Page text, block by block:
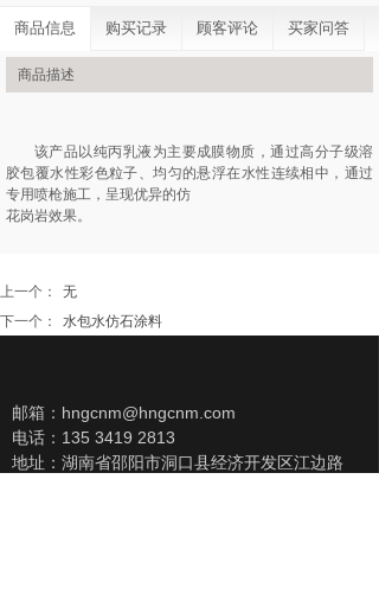
商品信息 购买记录 顾客评论 买家问答
商品描述
该产品以纯丙乳液为主要成膜物质，通过高分子级溶
胶包覆水性彩色粒子、均匀的悬浮在水性连续相中，通过
专用喷枪施工，呈现优异的仿
花岗岩效果。
上一个：
无
下一个：
水包水仿石涂料
邮箱：hngcnm@hngcnm.com
电话：135 3419 2813
地址：湖南省邵阳市洞口县经济开发区江边路